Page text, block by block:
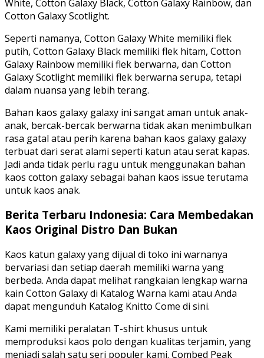
White, Cotton Galaxy Black, Cotton Galaxy Rainbow, dan
Cotton Galaxy Scotlight.
Seperti namanya, Cotton Galaxy White memiliki flek
putih, Cotton Galaxy Black memiliki flek hitam, Cotton
Galaxy Rainbow memiliki flek berwarna, dan Cotton
Galaxy Scotlight memiliki flek berwarna serupa, tetapi
dalam nuansa yang lebih terang.
Bahan kaos galaxy galaxy ini sangat aman untuk anak-
anak, bercak-bercak berwarna tidak akan menimbulkan
rasa gatal atau perih karena bahan kaos galaxy galaxy
terbuat dari serat alami seperti katun atau serat kapas.
Jadi anda tidak perlu ragu untuk menggunakan bahan
kaos cotton galaxy sebagai bahan kaos issue terutama
untuk kaos anak.
Berita Terbaru Indonesia: Cara Membedakan
Kaos Original Distro Dan Bukan
Kaos katun galaxy yang dijual di toko ini warnanya
bervariasi dan setiap daerah memiliki warna yang
berbeda. Anda dapat melihat rangkaian lengkap warna
kain Cotton Galaxy di Katalog Warna kami atau Anda
dapat mengunduh Katalog Knitto Come di sini.
Kami memiliki peralatan T-shirt khusus untuk
memproduksi kaos polo dengan kualitas terjamin, yang
menjadi salah satu seri populer kami. Combed Peak